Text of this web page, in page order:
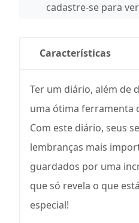
cadastre-se para
Características
Ter um diário, além de
uma ótima ferramenta
Com este diário, seus
lembranças mais
guardados por uma
que só revela o que
especial!